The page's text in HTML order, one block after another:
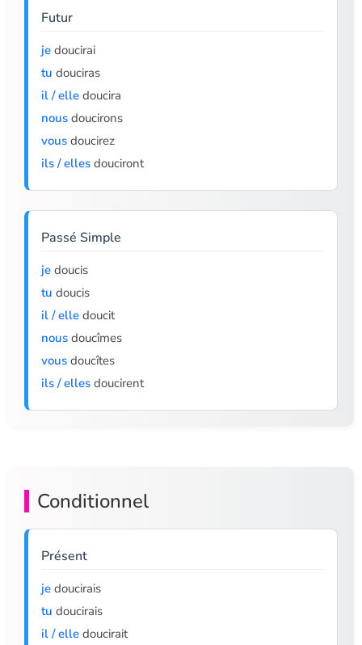
Futur
je doucirai
tu douciras
il / elle doucira
nous doucirons
vous doucirez
ils / elles douciront
Passé Simple
je doucis
tu doucis
il / elle doucit
nous doucîmes
vous doucîtes
ils / elles doucirent
Conditionnel
Présent
je doucirais
tu doucirais
il / elle doucirait